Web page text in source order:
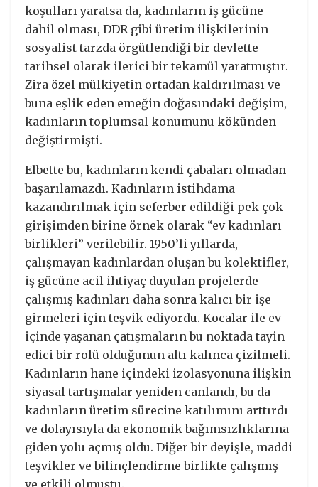
koşulları yaratsa da, kadınların iş gücüne
dahil olması, DDR gibi üretim ilişkilerinin
sosyalist tarzda örgütlendiği bir devlette
tarihsel olarak ilerici bir tekamül yaratmıştır.
Zira özel mülkiyetin ortadan kaldırılması ve
buna eşlik eden emeğin doğasındaki değişim,
kadınların toplumsal konumunu kökünden
değiştirmişti.
Elbette bu, kadınların kendi çabaları olmadan
başarılamazdı. Kadınların istihdama
kazandırılmak için seferber edildiği pek çok
girişimden birine örnek olarak “ev kadınları
birlikleri” verilebilir. 1950’li yıllarda,
çalışmayan kadınlardan oluşan bu kolektifler,
iş gücüne acil ihtiyaç duyulan projelerde
çalışmış kadınları daha sonra kalıcı bir işe
girmeleri için teşvik ediyordu. Kocalar ile ev
içinde yaşanan çatışmaların bu noktada tayin
edici bir rolü olduğunun altı kalınca çizilmeli.
Kadınların hane içindeki izolasyonuna ilişkin
siyasal tartışmalar yeniden canlandı, bu da
kadınların üretim sürecine katılımını arttırdı
ve dolayısıyla da ekonomik bağımsızlıklarına
giden yolu açmış oldu. Diğer bir deyişle, maddi
teşvikler ve bilinçlendirme birlikte çalışmış
ve etkili olmuştu.